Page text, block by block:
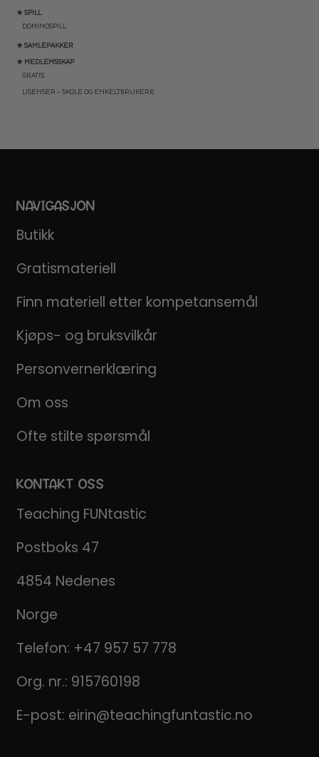
★ SPILL
DOMINOSPILL
★ SAMLEPAKKER
★ MEDLEMSSKAP
GRATIS
LISENSER – SKOLE OG ENKELTBRUKERE
NAVIGASJON
Butikk
Gratismateriell
Finn materiell etter kompetansemål
Kjøps- og bruksvilkår
Personvernerklæring
Om oss
Ofte stilte spørsmål
KONTAKT OSS
Teaching FUNtastic
Postboks 47
4854 Nedenes
Norge
Telefon: +47 957 57 778
Org. nr.: 915760198
E-post: eirin@teachingfuntastic.no